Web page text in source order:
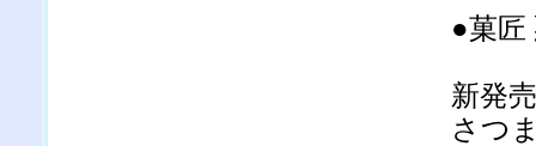
●菓匠
新発
さつ